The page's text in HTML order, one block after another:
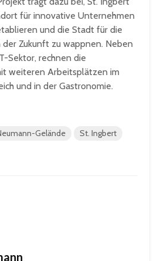
für innovative Unternehmen
und die Stadt für die
Zukunft zu wappnen. Neben
Sektor, rechnen die
weiteren Arbeitsplätzen im
und in der Gastronomie.
Gelände St. Ingbert